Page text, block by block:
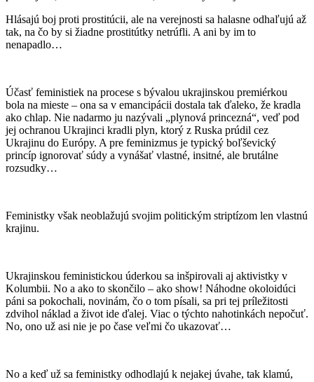
Hlásajú boj proti prostitúcii, ale na verejnosti sa halasne odhaľujú až
tak, na čo by si žiadne prostitútky netrúfli. A ani by im to
nenapadlo…
Účasť feministiek na procese s bývalou ukrajinskou premiérkou
bola na mieste – ona sa v emancipácii dostala tak ďaleko, že kradla
ako chlap. Nie nadarmo ju nazývali „plynová princezná“, veď pod
jej ochranou Ukrajinci kradli plyn, ktorý z Ruska prúdil cez
Ukrajinu do Európy. A pre feminizmus je typický boľševický
princíp ignorovať súdy a vynášať vlastné, insitné, ale brutálne
rozsudky…
Feministky však neoblažujú svojim politickým striptízom len vlastnú
krajinu.
Ukrajinskou feministickou úderkou sa inšpirovali aj aktivistky v
Kolumbii. No a ako to skončilo – ako show! Náhodne okoloidúci
páni sa pokochali, novinám, čo o tom písali, sa pri tej príležitosti
zdvihol náklad a život ide ďalej. Viac o týchto nahotinkách nepočuť.
No, ono už asi nie je po čase veľmi čo ukazovať…
No a keď už sa feministky odhodlajú k nejakej úvahe, tak klamú,